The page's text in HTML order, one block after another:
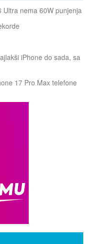
Ultra nema 60W punjenja
iPhone do sada, sa
17 Pro Max telefone